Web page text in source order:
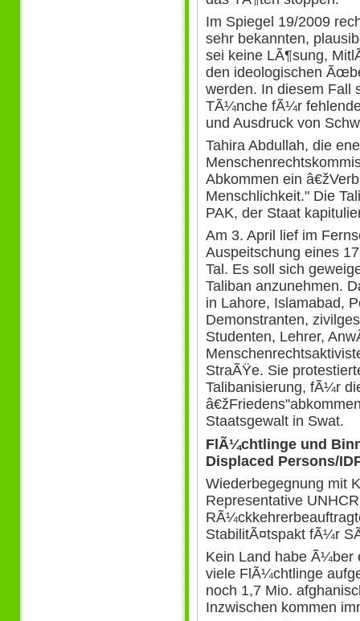
Im Spiegel 19/2009
sehr bekannten,
sei keine LÃ¶sung,
den ideologischen
werden. In diesem Fall
TÃ¼nche fÃ¼r
und Ausdruck von
Tahira Abdullah, die
Abkommen ein
Menschlichkeit." Die
PAK, der Staat
Am 3. April lief im
Auspeitschung eines
Tal. Es soll sich
Taliban anzunehmen.
in Lahore, Islamabad,
Demonstranten,
Studenten, Lehrer,
StraÃŸe. Sie
Talibanisierung, fÃ¼r
Staatsgewalt in Swat.
FlÃ¼chtlinge und
Displaced Persons/
Wiederbegegnung mit
Representative
StabilitÃ¤tspakt fÃ¼r
Kein Land habe Ã¼ber
viele FlÃ¼chtlinge
noch 1,7 Mio.
Inzwischen kommen